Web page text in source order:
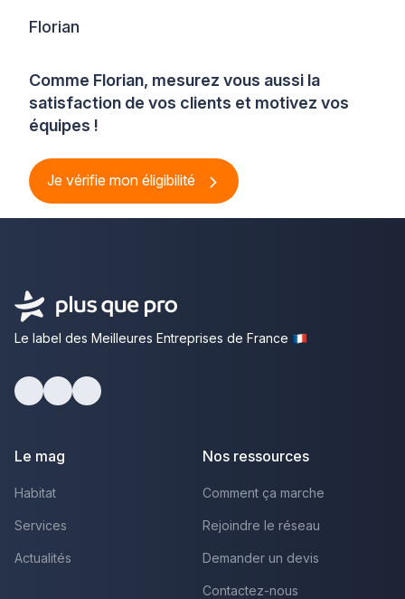
Comme Florian, mesurez vous aussi la
satisfaction de vos clients et motivez vos
équipes !
Je vérifie mon éligibilité
Florian
Le label des Meilleures Entreprises de France
Le mag
Habitat
Services
Actualités
Nos ressources
Comment ça marche
Rejoindre le réseau
Demander un devis
Contactez-nous